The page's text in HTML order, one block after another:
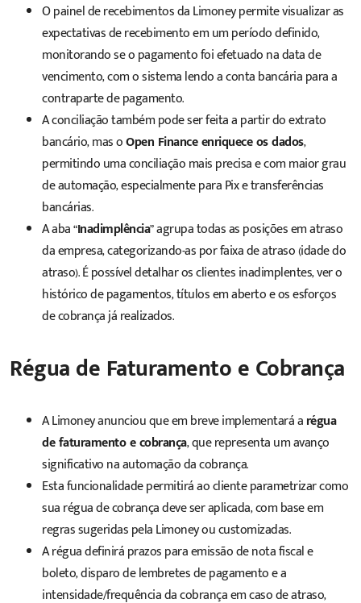
O painel de recebimentos da Limoney permite visualizar as
expectativas de recebimento em um período definido,
monitorando se o pagamento foi efetuado na data de
vencimento, com o sistema lendo a conta bancária para a
contraparte de pagamento.
A conciliação também pode ser feita a partir do extrato
bancário, mas oOpen Finance enriquece os dados,
permitindo uma conciliação mais precisa e com maior grau
de automação, especialmente para Pix e transferências
bancárias.
A aba “Inadimplência” agrupa todas as posições em atraso
da empresa, categorizando-as por faixa de atraso (idade do
atraso). É possível detalhar os clientes inadimplentes, ver o
histórico de pagamentos, títulos em aberto e os esforços
de cobrança já realizados.
Régua de Faturamento e Cobrança
A Limoney anunciou que em breve implementará arégua
de faturamento e cobrança, que representa um avanço
significativo na automação da cobrança.
Esta funcionalidade permitirá ao cliente parametrizar como
sua régua de cobrança deve ser aplicada, com base em
regras sugeridas pela Limoney ou customizadas.
A régua definirá prazos para emissão de nota fiscal e
boleto, disparo de lembretes de pagamento e a
intensidade/frequência da cobrança em caso de atraso,